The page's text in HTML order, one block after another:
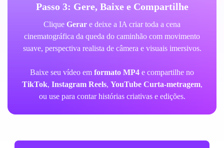
Passo 3: Gere, Baixe e Compartilhe
Clique Gerar e deixe a IA criar toda a cena
cinematográfica da queda do caminhão com movimento
suave, perspectiva realista de câmera e visuais imersivos.
Baixe seu vídeo em formato MP4 e compartilhe no
TikTok, Instagram Reels, YouTube Curta-metragem,
ou use para contar histórias criativas e edições.